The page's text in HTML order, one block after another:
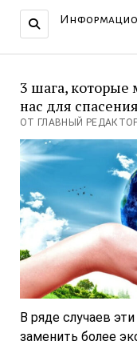
3 шага, которые
нас для
ОТ ГЛАВНЫЙ
В ряде случаев
заменить более